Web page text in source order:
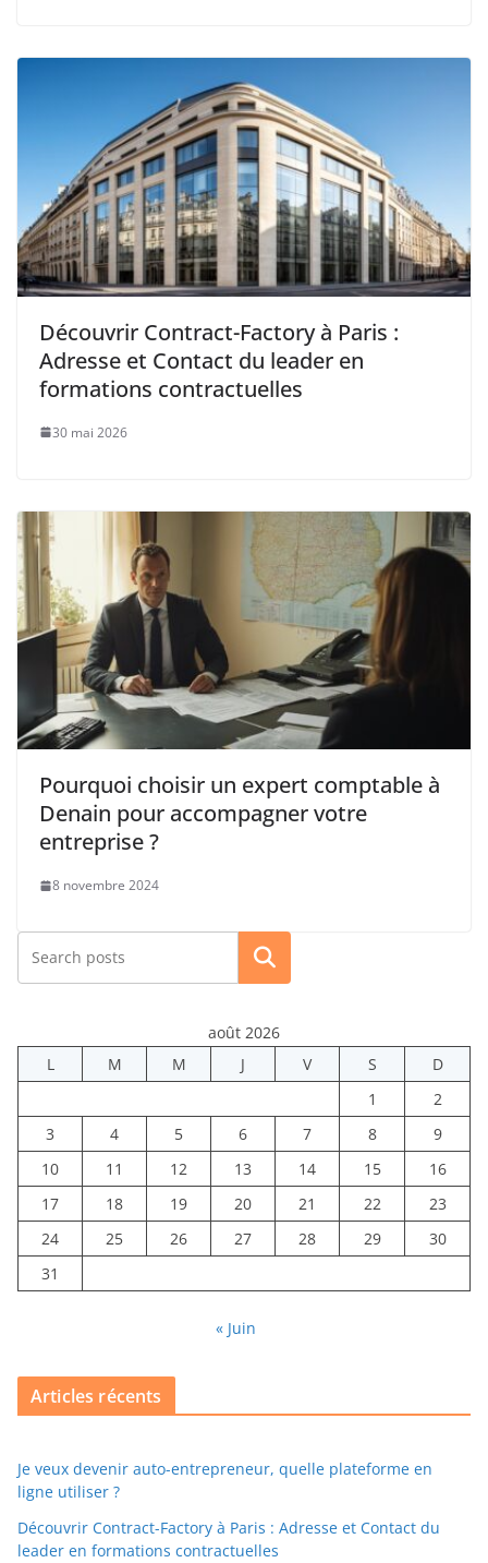
Découvrir Contract-Factory à Paris :
Adresse et Contact du leader en
formations contractuelles
30 mai 2026
Pourquoi choisir un expert comptable à
Denain pour accompagner votre
entreprise ?
8 novembre 2024
Rechercher
août 2026
L
M M J V S
D
1
2
3
4 5 6 7 8
9
10
11 12 13 14 15
16
17
18 19 20 21 22
23
24
25 26 27 28 29
30
31
« Juin
Articles récents
Je veux devenir auto-entrepreneur, quelle plateforme en
ligne utiliser ?
Découvrir Contract-Factory à Paris : Adresse et Contact du
leader en formations contractuelles